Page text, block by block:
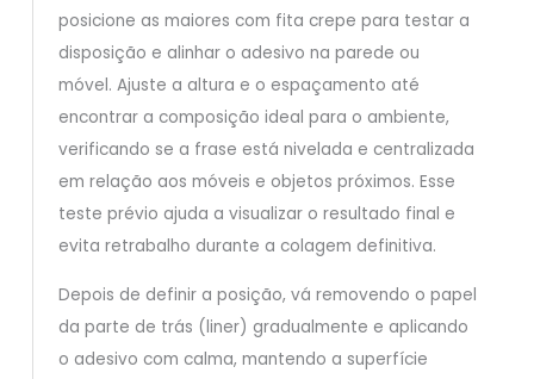
posicione as maiores com fita crepe para testar a
disposição e alinhar o adesivo na parede ou
móvel. Ajuste a altura e o espaçamento até
encontrar a composição ideal para o ambiente,
verificando se a frase está nivelada e centralizada
em relação aos móveis e objetos próximos. Esse
teste prévio ajuda a visualizar o resultado final e
evita retrabalho durante a colagem definitiva.
Depois de definir a posição, vá removendo o papel
da parte de trás (liner) gradualmente e aplicando
o adesivo com calma, mantendo a superfície